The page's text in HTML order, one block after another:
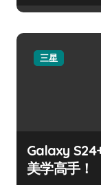
三星
Galaxy
美学高手！